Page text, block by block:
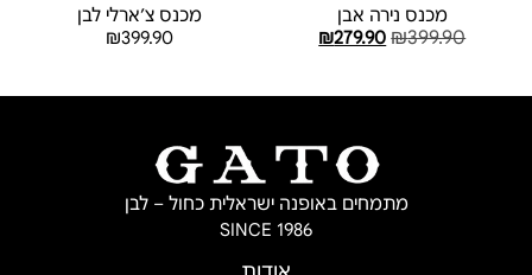
מכנס נירה אבן
₪399.90
₪279.90
מכנס צ׳ארלי לבן
₪399.90
מתמחים באופנה ישראלית כחול – לבן
SINCE 1986